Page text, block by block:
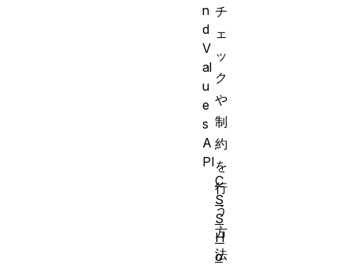
チ
ェ
ッ
ク
や
制
約
を
行
う
方
法
n
d
V
al
u
e
s
A
PI
C
S
S
H
o